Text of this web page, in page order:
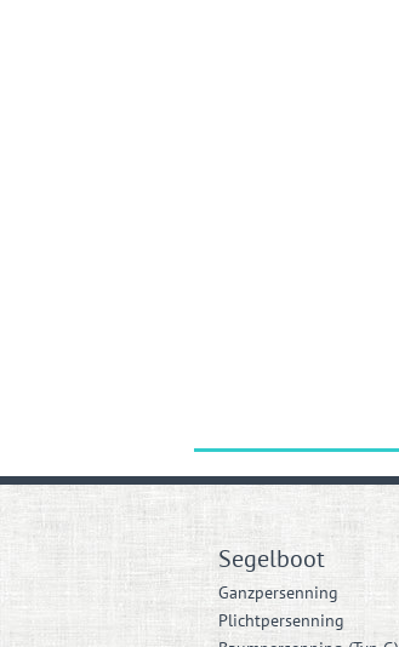
Segelboot
Ganzpersenning
Plichtpersenning